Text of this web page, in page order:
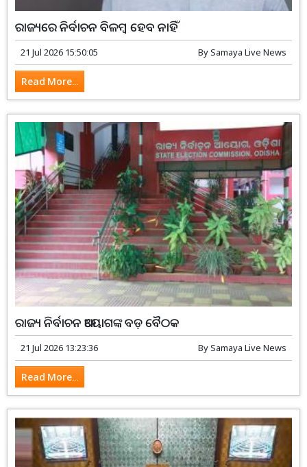
ରାଜ୍ୟରେ ନିର୍ବାଚନ ବିଳମ୍ବ ହେବ ନାହିଁ
21 Jul 2026 15:50:05 BySamaya Live News
Read More...
ରାଜ୍ୟ ନିର୍ବାଚନ ଆୟୋଗଙ୍କ ବଡ଼ ବୈଠକ
21 Jul 2026 13:23:36 BySamaya Live News
Read More...